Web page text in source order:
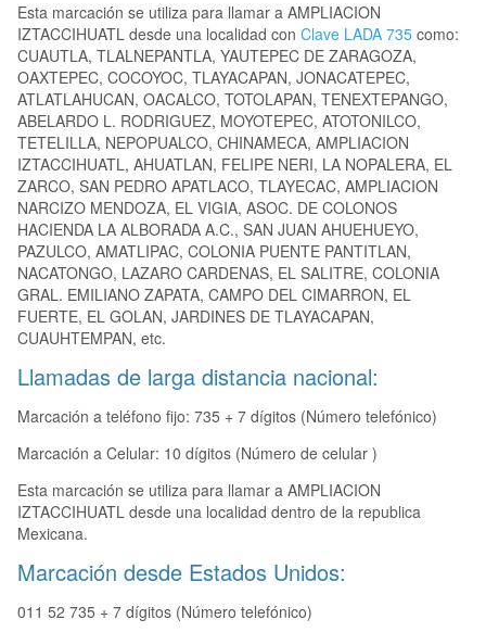
Esta marcación se utiliza para llamar a AMPLIACION
IZTACCIHUATL desde una localidad con Clave LADA 735 como:
CUAUTLA, TLALNEPANTLA, YAUTEPEC DE ZARAGOZA,
OAXTEPEC, COCOYOC, TLAYACAPAN, JONACATEPEC,
ATLATLAHUCAN, OACALCO, TOTOLAPAN, TENEXTEPANGO,
ABELARDO L. RODRIGUEZ, MOYOTEPEC, ATOTONILCO,
TETELILLA, NEPOPUALCO, CHINAMECA, AMPLIACION
IZTACCIHUATL, AHUATLAN, FELIPE NERI, LA NOPALERA, EL
ZARCO, SAN PEDRO APATLACO, TLAYECAC, AMPLIACION
NARCIZO MENDOZA, EL VIGIA, ASOC. DE COLONOS
HACIENDA LA ALBORADA A.C., SAN JUAN AHUEHUEYO,
PAZULCO, AMATLIPAC, COLONIA PUENTE PANTITLAN,
NACATONGO, LAZARO CARDENAS, EL SALITRE, COLONIA
GRAL. EMILIANO ZAPATA, CAMPO DEL CIMARRON, EL
FUERTE, EL GOLAN, JARDINES DE TLAYACAPAN,
CUAUHTEMPAN, etc.
Llamadas de larga distancia nacional:
Marcación a teléfono fijo: 735 + 7 dígitos (Número telefónico)
Marcación a Celular: 10 dígitos (Número de celular )
Esta marcación se utiliza para llamar a AMPLIACION
IZTACCIHUATL desde una localidad dentro de la republica
Mexicana.
Marcación desde Estados Unidos:
011 52 735 + 7 dígitos (Número telefónico)